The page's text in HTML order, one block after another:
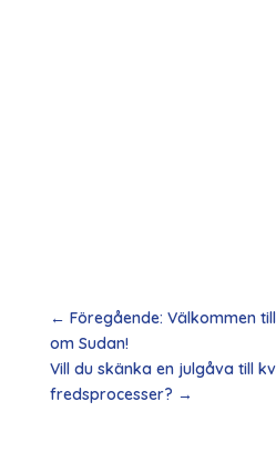
← Föregående: Välkommen
om Sudan!
Vill du skänka en julgåva till
fredsprocesser? →